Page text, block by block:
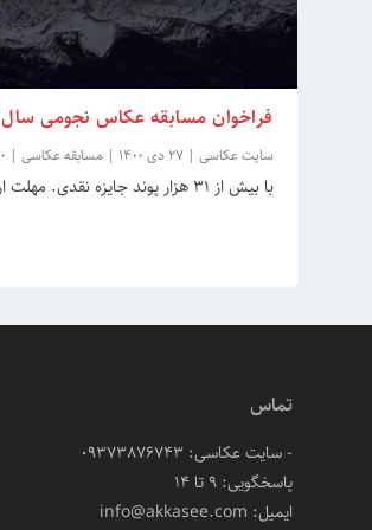
فراخوان مسابقه عکاس نجومی سال 2022
سایت عکاسی |27 دی 1400 |مسابقه عکاسی |
0
با بیش از 31 هزار پوند جایزه نقدی. مهلت ارسال آثار: 13 اسفند 1400
تماس
- سایت عکاسی: 09373876743
پاسخگویی: ۹ تا ۱۴
ایمیل: info@akkasee.com